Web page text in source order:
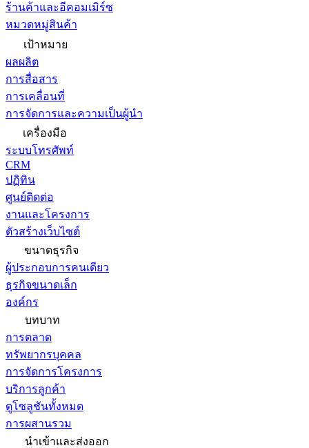
ร้านค้าและอีคอมเมิร์ซ
หมวดหมู่สินค้า
เป้าหมาย
ผลผลิต
การสื่อสาร
การเคลื่อนที่
การจัดการและความเป็นผู้นำ
เครื่องมือ
ระบบโทรศัพท์
CRM
ปฏิทิน
ศูนย์ติดต่อ
งานและโครงการ
ตัวสร้างเว็บไซต์
ขนาดธุรกิจ
ผู้ประกอบการคนเดียว
ธุรกิจขนาดเล็ก
องค์กร
บทบาท
การตลาด
ทรัพยากรบุคคล
การจัดการโครงการ
บริการลูกค้า
ดูโซลูชันทั้งหมด
การผสานรวม
นำเข้าและส่งออก